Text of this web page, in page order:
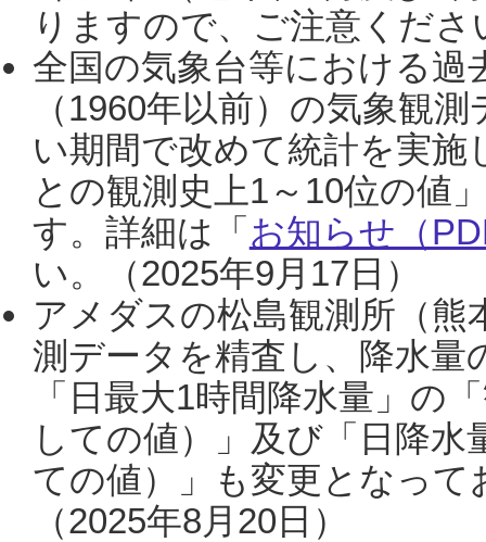
りますので、ご注意くだ
全国の気象台等における過
（1960年以前）の気象観
い期間で改めて統計を実
との観測史上1～10位の値
す。詳細は「 お知らせ（
い。（2025年9月17日）
アメダスの松島観測所（熊
測データを精査し、降水
「日最大1時間降水量」の
しての値）」及び「日降
ての値）」も変更となっ
（2025年8月20日）